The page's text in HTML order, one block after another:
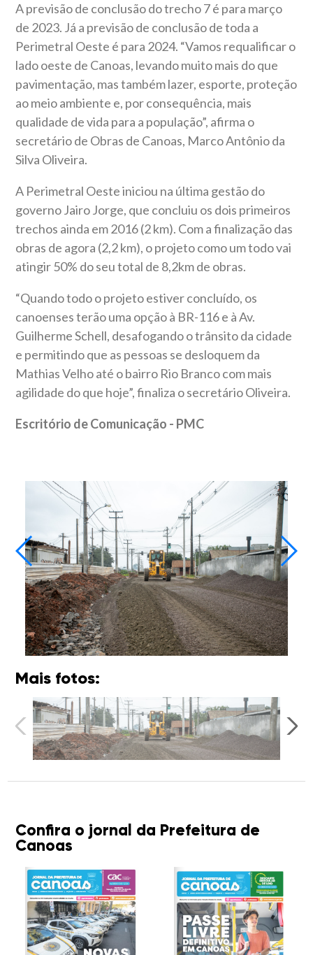
A previsão de conclusão do trecho 7 é para março
de 2023. Já a previsão de conclusão de toda a
Perimetral Oeste é para 2024. “Vamos requalificar o
lado oeste de Canoas, levando muito mais do que
pavimentação, mas também lazer, esporte, proteção
ao meio ambiente e, por consequência, mais
qualidade de vida para a população”, afirma o
secretário de Obras de Canoas, Marco Antônio da
Silva Oliveira.
A Perimetral Oeste iniciou na última gestão do
governo Jairo Jorge, que concluiu os dois primeiros
trechos ainda em 2016 (2 km). Com a finalização das
obras de agora (2,2 km), o projeto como um todo vai
atingir 50% do seu total de 8,2km de obras.
“Quando todo o projeto estiver concluído, os
canoenses terão uma opção à BR-116 e à Av.
Guilherme Schell, desafogando o trânsito da cidade
e permitindo que as pessoas se desloquem da
Mathias Velho até o bairro Rio Branco com mais
agilidade do que hoje”, finaliza o secretário Oliveira.
Escritório de Comunicação - PMC
Mais fotos:
Confira o jornal da Prefeitura de
Canoas